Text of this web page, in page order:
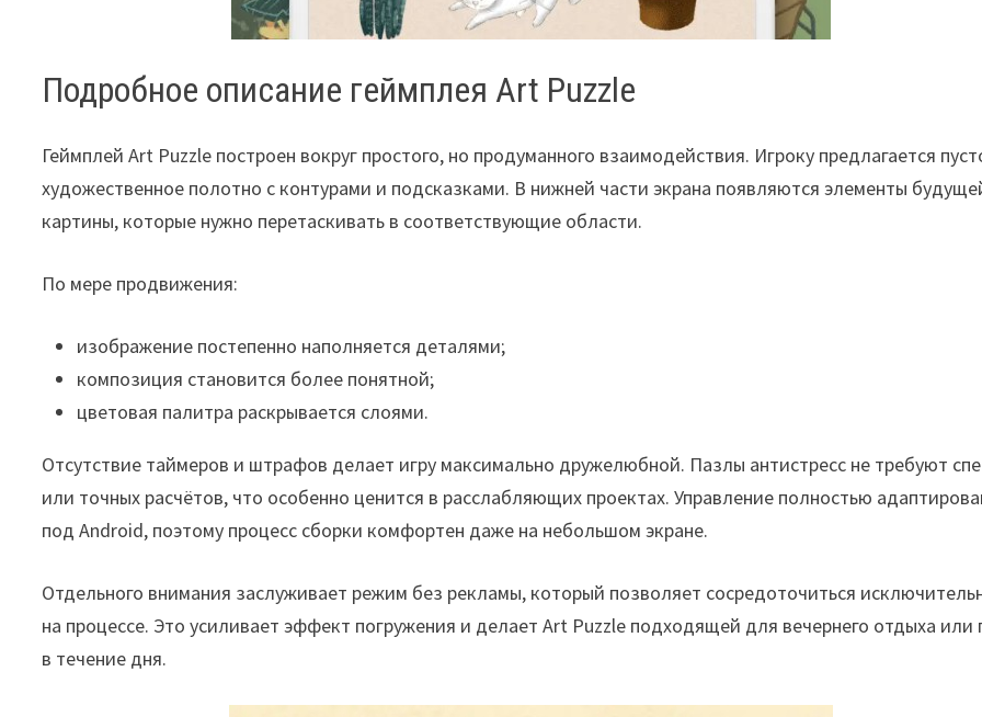
Подробное описание геймплея Art Puzzle
Геймплей Art Puzzle построен вокруг простого, но продуманного взаимодействия. Игроку предлагается
художественное полотно с контурами и подсказками. В нижней части экрана появляются элементы
картины, которые нужно перетаскивать в соответствующие области.
По мере продвижения:
изображение постепенно наполняется деталями;
композиция становится более понятной;
цветовая палитра раскрывается слоями.
Отсутствие таймеров и штрафов делает игру максимально дружелюбной. Пазлы антистресс не требуют
или точных расчётов, что особенно ценится в расслабляющих проектах. Управление полностью
под Android, поэтому процесс сборки комфортен даже на небольшом экране.
Отдельного внимания заслуживает режим без рекламы, который позволяет сосредоточиться
на процессе. Это усиливает эффект погружения и делает Art Puzzle подходящей для вечернего отдыха или
в течение дня.